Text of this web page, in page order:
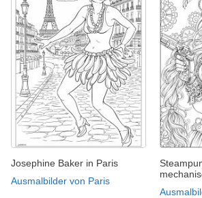
Josephine Baker in Paris
Ausmalbilder von Paris